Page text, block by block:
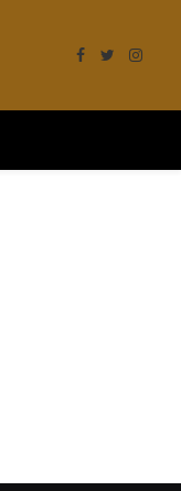
Facebook
Twitter